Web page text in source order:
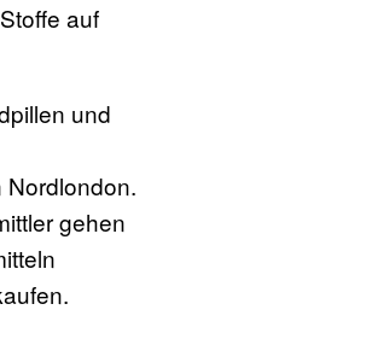
auf
und
Nordlondon.
gehen